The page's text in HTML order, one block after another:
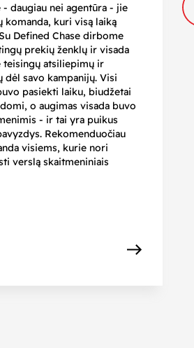
- daugiau nei agentūra - jie
komanda, kuri visą laiką
Defined Chase dirbome
prekių ženklų ir visada
teisingų atsiliepimų ir
dėl savo kampanijų. Visi
pasiekti laiku, biudžetai
o augimas visada buvo
- ir tai yra puikus
Rekomenduočiau
visiems, kurie nori
verslą skaitmeniniais
ir